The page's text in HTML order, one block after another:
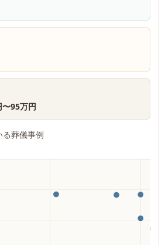
〜95万円
葬儀事例